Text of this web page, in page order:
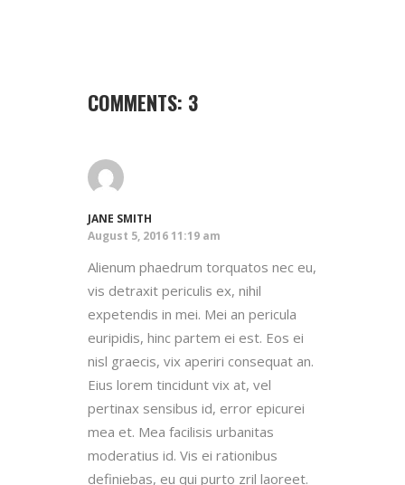
COMMENTS: 3
JANE SMITH
August 5, 2016 11:19 am
Alienum phaedrum torquatos nec eu,
vis detraxit periculis ex, nihil
expetendis in mei. Mei an pericula
euripidis, hinc partem ei est. Eos ei
nisl graecis, vix aperiri consequat an.
Eius lorem tincidunt vix at, vel
pertinax sensibus id, error epicurei
mea et. Mea facilisis urbanitas
moderatius id. Vis ei rationibus
definiebas, eu qui purto zril laoreet.